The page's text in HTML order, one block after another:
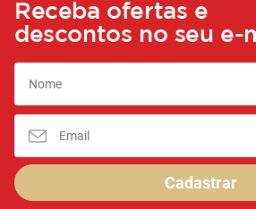
Receba ofertas e
descontos no seu e-
Cadastrar